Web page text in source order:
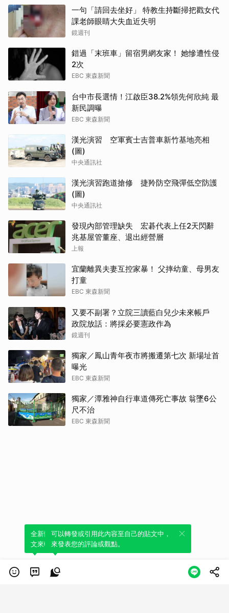
一句「請回去坐好」 特教生持斷掃把戳女代
課老師眼睛大失血近失明
鏡週刊
錯過「末班車」留宿男網友家！ 她慘遭性侵
2次
EBC 東森新聞
台中市長選情！江啟臣38.2%領先何欣純 最
新民調曝
EBC 東森新聞
漢光演習 空軍賓士吉普車新竹基地亮相
(圖)
中央通訊社
漢光演習跑道搶修 捷羚防空飛彈低空防護
(圖)
中央通訊社
發現內部管理缺失 宏碁代表上任2天閃辭
兆基屋管董座、退出經營層
上報
宜蘭離異夫妻互控家暴！ 父摔幼童、母男友
打童
EBC 東森新聞
又要不副署？立院三讀藍白兒少未來帳戶
政院放話：將採必要憲政作為
鏡週刊
獨家／鳳山青年夜市將搬遷第七次 新場址首
曝光
EBC 東森新聞
獨家／潭雅神自行車道傳死亡事故 翁墜6公
尺不治
EBC 東森新聞
全新體驗！一鍵引用此內容，透過發布貼
文來輕鬆表達個人立場。
可以轉發或引用此內容至自己的貼文中，
來發表您的評論或觀點。